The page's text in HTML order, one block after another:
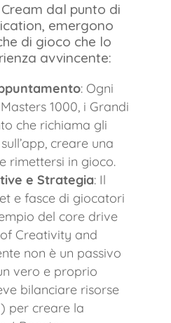
dal punto di
emergono
di gioco che lo
avvincente:
: Ogni
1000, i Grandi
che richiama gli
creare una
rimettersi in gioco.
e Strategia: Il
e fasce di giocatori
del core drive
Creativity and
non è un passivo
vero e proprio
bilanciare risorse
per creare la